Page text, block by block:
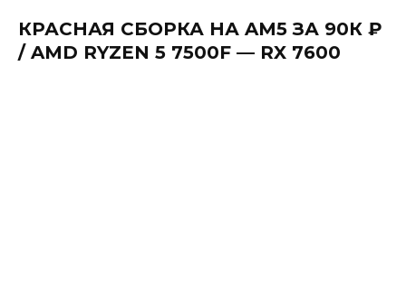
КРАСНАЯ СБОРКА НА AM5 ЗА 90К ₽
/ AMD RYZEN 5 7500F — RX 7600